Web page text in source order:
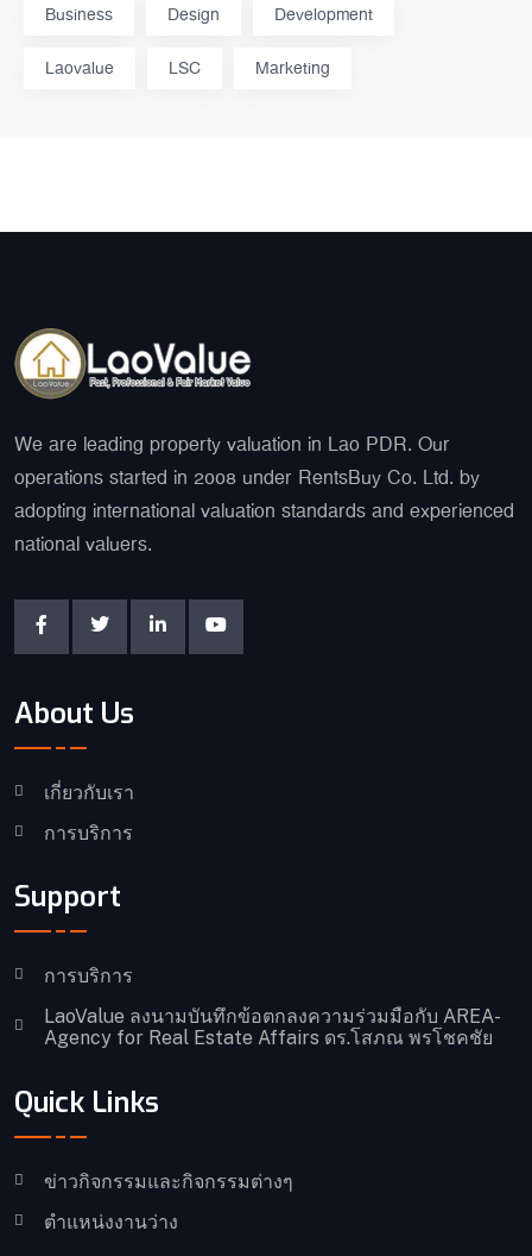
Business Design Development
Laovalue LSC Marketing
We are leading property valuation in Lao PDR. Our
operations started in 2008 under RentsBuy Co. Ltd. by
adopting international valuation standards and experienced
national valuers.
About Us
เกี่ยวกับเรา
การบริการ
Support
การบริการ
LaoValue ลงนามบันทึกข้อตกลงความร่วมมือกับ AREA-
Agency for Real Estate Affairs ดร.โสภณ พรโชคชัย
Quick Links
ข่าวกิจกรรมและกิจกรรมต่างๆ
ตำแหน่งงานว่าง